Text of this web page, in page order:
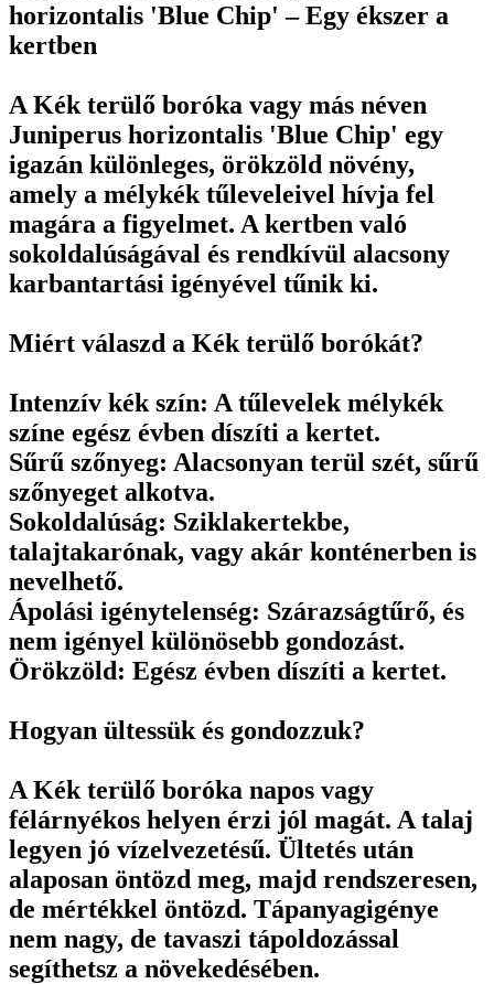
horizontalis 'Blue Chip' – Egy ékszer a
kertben
A Kék terülő boróka vagy más néven
Juniperus horizontalis 'Blue Chip' egy
igazán különleges, örökzöld növény,
amely a mélykék tűleveleivel hívja fel
magára a figyelmet. A kertben való
sokoldalúságával és rendkívül alacsony
karbantartási igényével tűnik ki.
Miért válaszd a Kék terülő borókát?
Intenzív kék szín: A tűlevelek mélykék
színe egész évben díszíti a kertet.
Sűrű szőnyeg: Alacsonyan terül szét, sűrű
szőnyeget alkotva.
Sokoldalúság: Sziklakertekbe,
talajtakarónak, vagy akár konténerben is
nevelhető.
Ápolási igénytelenség: Szárazságtűrő, és
nem igényel különösebb gondozást.
Örökzöld: Egész évben díszíti a kertet.
Hogyan ültessük és gondozzuk?
A Kék terülő boróka napos vagy
félárnyékos helyen érzi jól magát. A talaj
legyen jó vízelvezetésű. Ültetés után
alaposan öntözd meg, majd rendszeresen,
de mértékkel öntözd. Tápanyagigénye
nem nagy, de tavaszi tápoldozással
segíthetsz a növekedésében.